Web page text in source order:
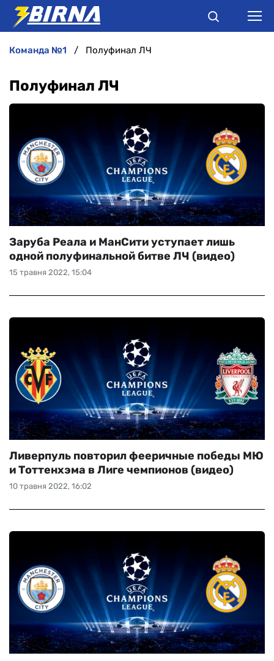
АНАЛІТИКА
РІЗНЕ
БУКМЕКЕРИ
команда №1 Полуфинал ЛЧ
Полуфинал ЛЧ
15 травня 2022, 15:04
Заруба Реала и МанСити уступает лишь
одной полуфинальной битве ЛЧ (видео)
10 травня 2022, 16:02
Ливерпуль повторил фееричные победы МЮ
и Тоттенхэма в Лиге чемпионов (видео)